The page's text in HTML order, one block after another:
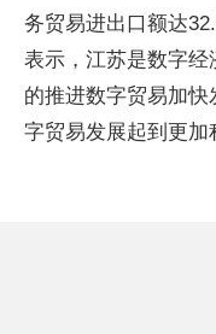
务贸易进出口额达
表示，江苏是数字经
的推进数字贸易加
字贸易发展起到更